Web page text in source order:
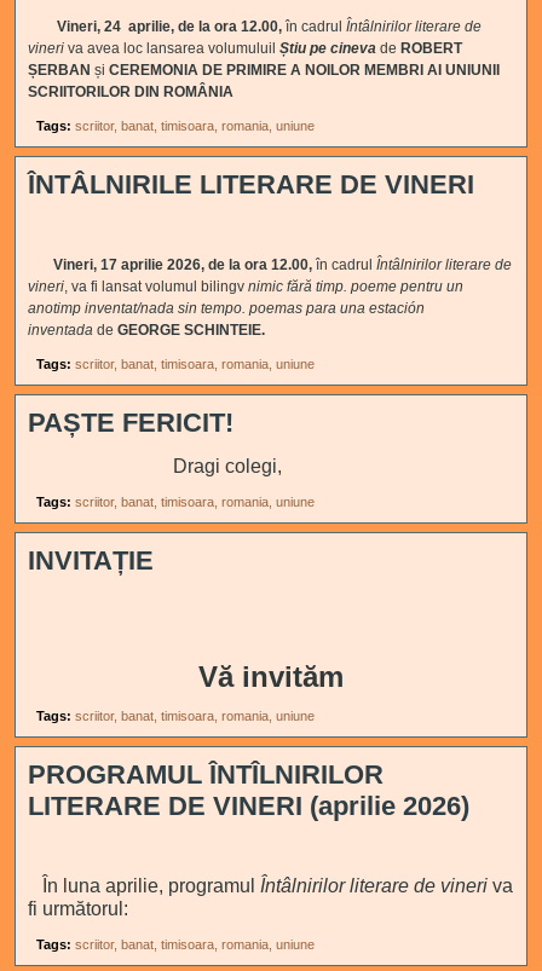
Vineri, 24 aprilie, de la ora 12.00,în cadrulÎntâlnirilor literare de
vineri va avea loc lansarea volumuluilȘtiu pe cineva de ROBERT
ȘERBANșiCEREMONIA DE PRIMIRE A NOILOR MEMBRI AI UNIUNII
SCRIITORILOR DIN ROMÂNIA
Tags:scriitor banat timisoara romania uniune
ÎNTÂLNIRILE LITERARE DE VINERI
Vineri, 17 aprilie 2026, de la ora 12.00,în cadrulÎntâlnirilor literare de
vineri, va fi lansat volumul bilingvnimic fără timp. poeme pentru un
anotimp inventat/nada sin tempo. poemas para una estación
inventada deGEORGE SCHINTEIE.
Tags:scriitor banat timisoara romania uniune
PAȘTE FERICIT!
Dragi colegi,
Tags:scriitor banat timisoara romania uniune
INVITAȚIE
Vă invităm
Tags:scriitor banat timisoara romania uniune
PROGRAMUL ÎNTÎLNIRILOR
LITERARE DE VINERI (aprilie 2026)
În luna aprilie, programul Întâlnirilor literare de vineri va
fi următorul:
Tags:scriitor banat timisoara romania uniune